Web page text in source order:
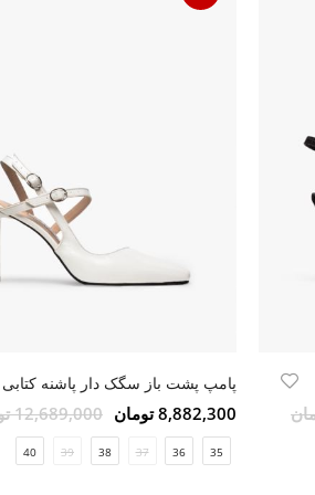
پامپ پشت باز سگک دار پاشنه کتابی
8,882,300 تومان 12,689,000 تومان
35
36
37
38
39
40